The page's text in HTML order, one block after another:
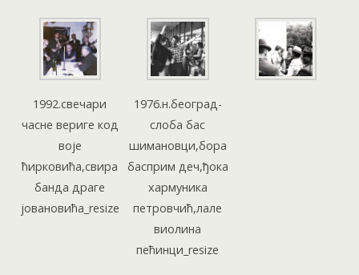
1992.свечари
часне вериге код
воје
ћирковића,свира
банда драге
јовановића_resize
1976.н.београд-
слоба бас
шимановци,бора
басприм деч,ђока
хармуника
петровчић,лале
виолина
пећинци_resize